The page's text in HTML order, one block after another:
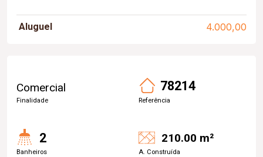
Aluguel 4.000,00
Comercial
Finalidade
78214
Referência
2
Banheiros
210.00 m²
A. Construída